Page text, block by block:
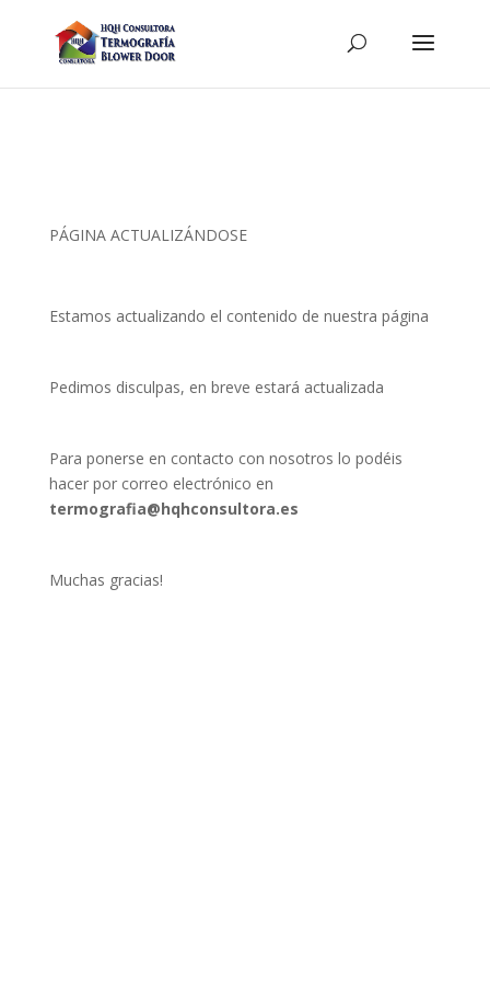
PÁGINA ACTUALIZÁNDOSE
Estamos actualizando el contenido de nuestra página
Pedimos disculpas, en breve estará actualizada
Para ponerse en contacto con nosotros lo podéis
hacer por correo electrónico en
termografia@hqhconsultora.es
Muchas gracias!